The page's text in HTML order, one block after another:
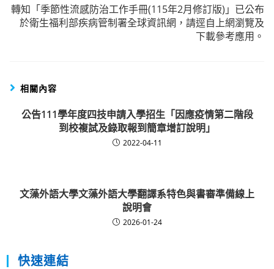
轉知「季節性流感防治工作手冊(115年2月修訂版)」已公布
於衛生福利部疾病管制署全球資訊網，請逕自上網瀏覽及
下載參考應用。
相關內容
公告111學年度四技申請入學招生「因應疫情第二階段
到校複試及錄取報到簡章增訂說明」
2022-04-11
文藻外語大學文藻外語大學翻譯系特色與書審準備線上
說明會
2026-01-24
快速連結